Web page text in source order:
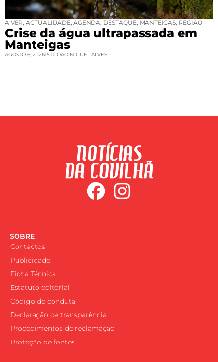
A VER ACTUALIDADE AGENDA DESTAQUE MANTEIGAS REGIÃO
Crise da água ultrapassada em
Manteigas
AGOSTO 6, 202615:11JOAO MIGUEL ALVES
SOBRE
Contactos
Publicidade
Ficha Técnica
Estatuto editorial
Código de conduta
Declaração de transparência
Procedimentos de reclamação
Proteção de fontes